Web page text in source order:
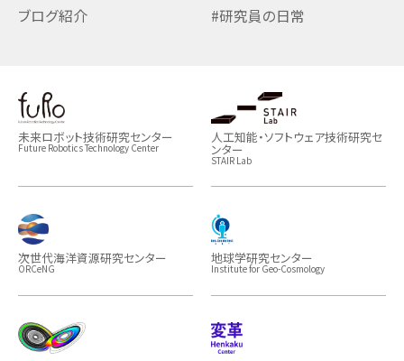
ブログ紹介
#研究員の日常
未来ロボット技術研究センター
Future Robotics Technology Center
人工知能・ソフトウェア技術研究セ
ンター
STAIR Lab
次世代海洋資源研究センター
ORCeNG
地球学研究センター
Institute for Geo-Cosmology